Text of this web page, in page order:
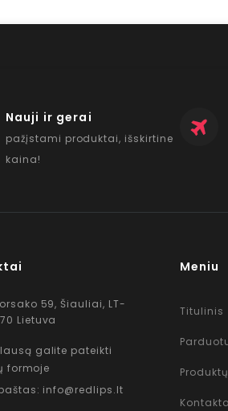
Nauji ir gerai
pažįstami produktai, išskirtine
kaina!
59, Šiauliai, LT-
Lietuva
galite pateikti
formoje
info@redlips.lt
Meniu
Titulinis